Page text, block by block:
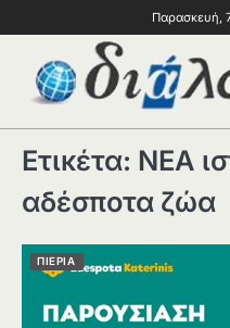
Παρασκευή,
Ετικέτα: ΝΕΑ
αδέσποτα ζώα
ΠΙΕΡΙΑ